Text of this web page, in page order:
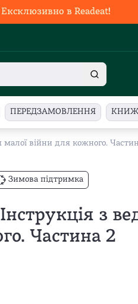
в Readeat!
ПЕРЕДЗАМОВЛЕННЯ
малої війни для кожного.
Зимова підтримка
з
Частина 2